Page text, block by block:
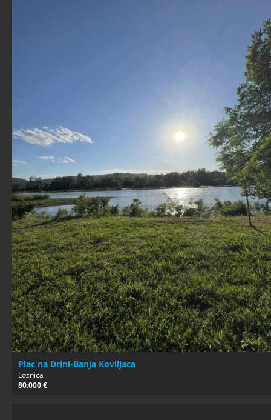
Plac na Drini-Banja Koviljaca
Loznica
80.000 €